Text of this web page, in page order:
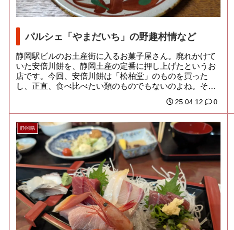
パルシェ「やまだいち」の野趣村情など
静岡駅ビルのお土産街に入るお菓子屋さん。廃れかけて
いた安倍川餅を、静岡土産の定番に押し上げたというお
店です。今回、安倍川餅は「松柏堂」のものを買った
し、正直、食べ比べたい類のものでもないのよね。それ
25.04.12 0
静岡県